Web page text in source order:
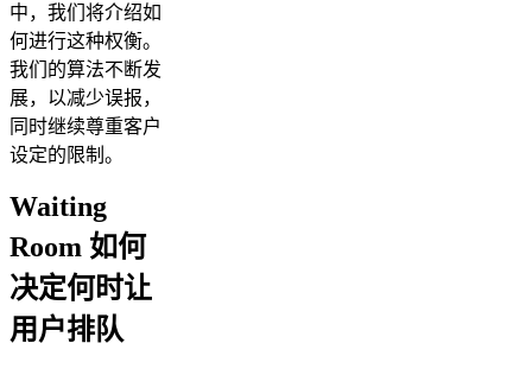
中，我们将介绍如
何进行这种权衡。
我们的算法不断发
展，以减少误报，
同时继续尊重客户
设定的限制。
Waiting
Room 如何
决定何时让
用户排队